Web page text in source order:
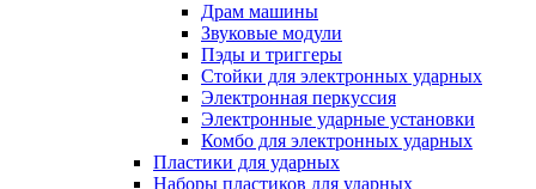
Драм машины
Звуковые модули
Пэды и триггеры
Стойки для электронных ударных
Электронная перкуссия
Электронные ударные установки
Комбо для электронных ударных
Пластики для ударных
Наборы пластиков для ударных